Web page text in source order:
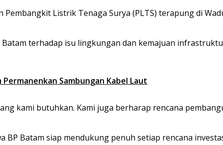
Listrik Tenaga Surya (PLTS) terapung di
terhadap isu lingkungan dan kemajuan
Sambungan Kabel Laut
kami butuhkan. Kami juga berharap rencana
Batam siap mendukung penuh setiap rencana